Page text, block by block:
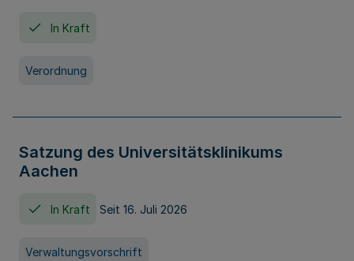
In Kraft
Verordnung
Satzung des Universitätsklinikums
Aachen
In Kraft Seit 16. Juli 2026
Verwaltungsvorschrift